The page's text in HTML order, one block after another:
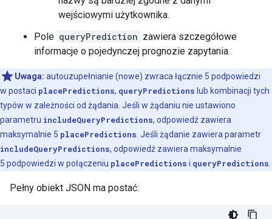
wejściowymi użytkownika.
Pole queryPrediction zawiera szczegółowe
informacje o pojedynczej prognozie zapytania.
Uwaga: autouzupełnianie (nowe) zwraca łącznie 5 podpowiedzi
w postaci placePredictions, queryPredictions lub kombinacji tych
typów w zależności od żądania. Jeśli w żądaniu nie ustawiono
parametru includeQueryPredictions, odpowiedź zawiera
maksymalnie 5 placePredictions . Jeśli żądanie zawiera parametr
includeQueryPredictions, odpowiedź zawiera maksymalnie
5 podpowiedzi w połączeniu placePredictions i queryPredictions
Pełny obiekt JSON ma postać: